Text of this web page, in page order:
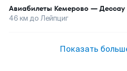
Авиабилеты Кемерово — Дессау
46 км до Лейпциг
Показать